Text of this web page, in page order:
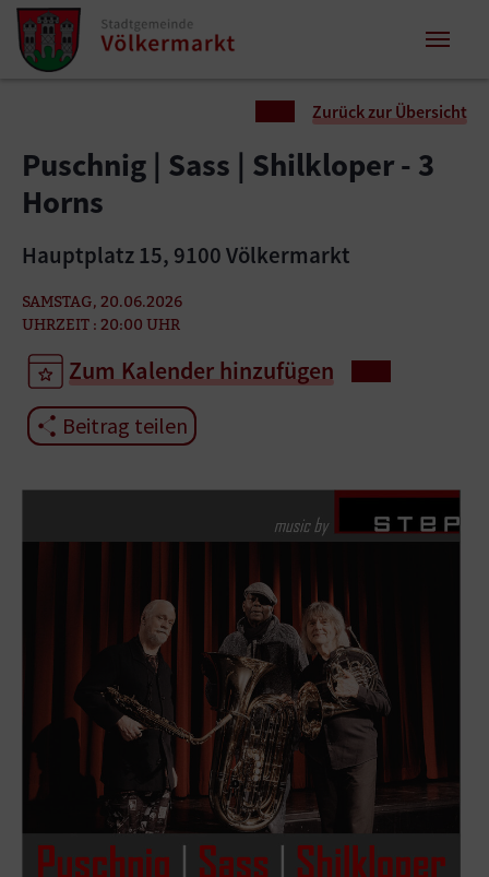
Zum Inhalt springen
Zum Seitenende springen
Zurück zur Übersicht
Puschnig | Sass | Shilkloper - 3
Horns
Hauptplatz 15, 9100 Völkermarkt
SAMSTAG, 20.06.2026
UHRZEIT : 20:00 UHR
Zum Kalender hinzufügen
Beitrag teilen